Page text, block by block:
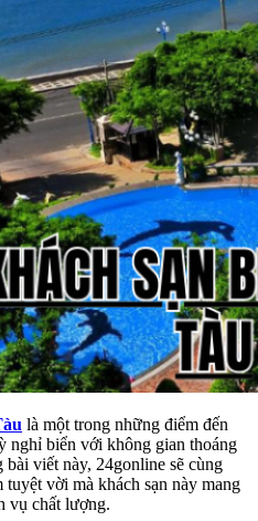
là một trong những điểm đến
nghỉ biển với không gian thoáng
viết này, 24gonline sẽ cùng
vời mà khách sạn này mang
vụ chất lượng.